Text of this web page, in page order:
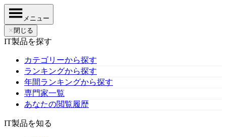
メニュー
✕ 閉じる
IT製品を探す
カテゴリーから探す
ランキングから探す
年間ランキングから探す
専門家一覧
あなたの閲覧履歴
IT製品を知る